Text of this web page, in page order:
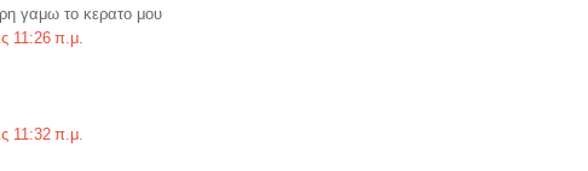
γαμω το κερατο μου
11:26 π.μ.
11:32 π.μ.